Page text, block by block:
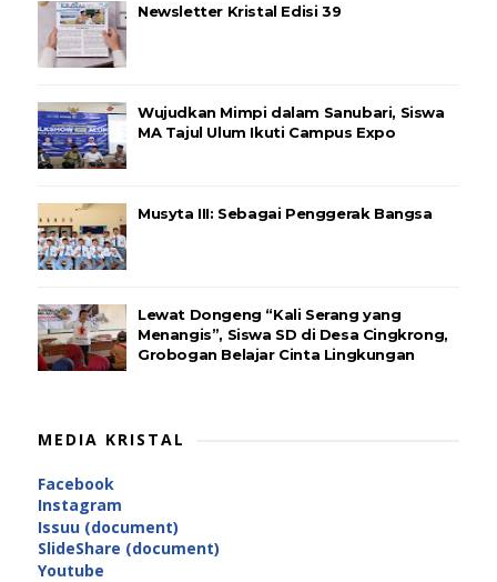
Newsletter Kristal Edisi 39
Wujudkan Mimpi dalam Sanubari, Siswa
MA Tajul Ulum Ikuti Campus Expo
Musyta III: Sebagai Penggerak Bangsa
Lewat Dongeng “Kali Serang yang
Menangis”, Siswa SD di Desa Cingkrong,
Grobogan Belajar Cinta Lingkungan
MEDIA KRISTAL
Facebook
Instagram
Issuu (document)
SlideShare (document)
Youtube